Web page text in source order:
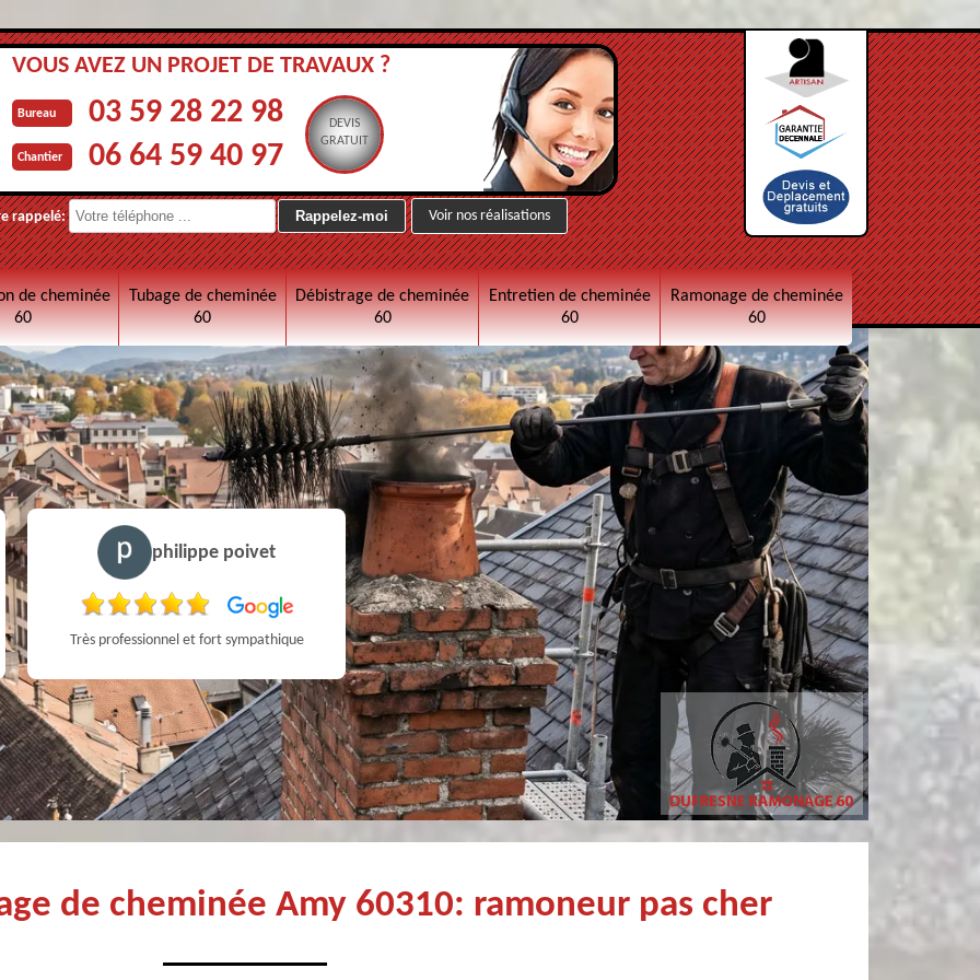
VOUS AVEZ UN PROJET DE TRAVAUX ?
Bureau 03 59 28 22 98
Chantier 06 64 59 40 97
DEVIS
GRATUIT
rappelé: Voir nos réalisations
de cheminée
60
Tubage de cheminée
60
Débistrage de cheminée
60
Entretien de cheminée
60
Ramonage de cheminée
60
philippe poivet
Très professionnel et fort sympathique
Christophe Mce sylvain bury
Très bon Professionnel Recommandé
de cheminée Amy 60310: ramoneur pas cher